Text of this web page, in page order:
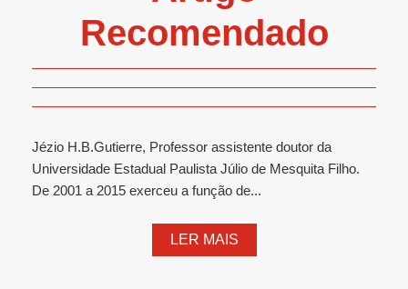
Recomendado
Jézio H.B.Gutierre, Professor assistente doutor da
Universidade Estadual Paulista Júlio de Mesquita Filho.
De 2001 a 2015 exerceu a função de...
LER MAIS